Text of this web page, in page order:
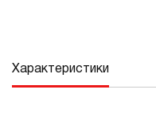
Характеристики